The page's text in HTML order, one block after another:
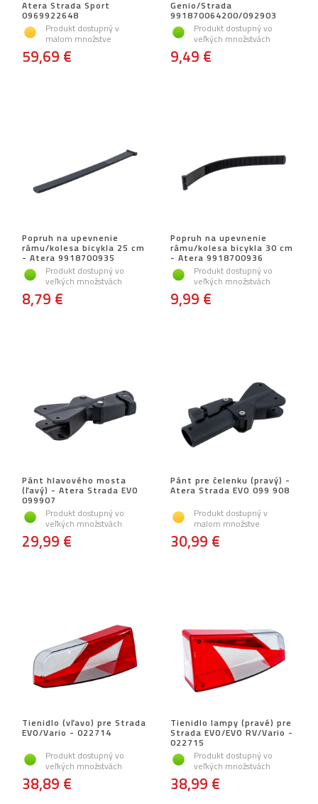
Atera Strada Sport
0969922648
Produkt dostupný v
malom množstve
59,69 €
Genio/Strada
991870064200/092903
Produkt dostupný vo
veľkých množstvách
9,49 €
Popruh na upevnenie
rámu/kolesa bicykla 25 cm
- Atera 9918700935
Produkt dostupný vo
veľkých množstvách
8,79 €
Popruh na upevnenie
rámu/kolesa bicykla 30 cm
- Atera 9918700936
Produkt dostupný vo
veľkých množstvách
9,99 €
Pánt hlavového mosta
(ľavý) - Atera Strada EVO
099907
Produkt dostupný vo
veľkých množstvách
29,99 €
Pánt pre čelenku (pravý) -
Atera Strada EVO 099 908
Produkt dostupný v
malom množstve
30,99 €
Tienidlo (vľavo) pre Strada
EVO/Vario - 022714
Produkt dostupný vo
veľkých množstvách
38,89 €
Tienidlo lampy (pravé) pre
Strada EVO/EVO RV/Vario -
022715
Produkt dostupný vo
veľkých množstvách
38,99 €